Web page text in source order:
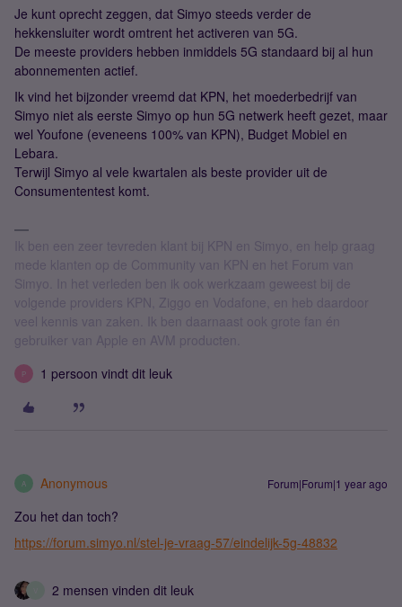
Je kunt oprecht zeggen, dat Simyo steeds verder de
hekkensluiter wordt omtrent het activeren van 5G.
De meeste providers hebben inmiddels 5G standaard bij al hun
abonnementen actief.
Ik vind het bijzonder vreemd dat KPN, het moederbedrijf van
Simyo niet als eerste Simyo op hun 5G netwerk heeft gezet, maar
wel Youfone (eveneens 100% van KPN), Budget Mobiel en
Lebara.
Terwijl Simyo al vele kwartalen als beste provider uit de
Consumententest komt.
Ik ben een zeer tevreden klant bij KPN en Simyo, en help graag
mede klanten op de Community van KPN en het Forum van
Simyo. In het verleden ben ik ook werkzaam geweest bij de
volgende providers KPN, Ziggo en Vodafone, en heb daardoor
veel kennis van zaken. Ik ben daarnaast ook grote fan én
gebruiker van Apple en AVM producten.
P 1 persoon vindt dit leuk
A Anonymous Forum|Forum|1 year ago
Zou het dan toch?
https://forum.simyo.nl/stel-je-vraag-57/eindelijk-5g-48832
2 mensen vinden dit leuk